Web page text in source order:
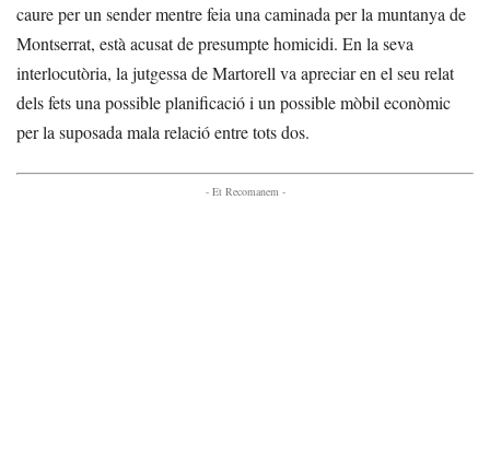
caure per un sender mentre feia una caminada per la muntanya de
Montserrat, està acusat de presumpte homicidi. En la seva
interlocutòria, la jutgessa de Martorell va apreciar en el seu relat
dels fets una possible planificació i un possible mòbil econòmic
per la suposada mala relació entre tots dos.
- Et Recomanem -